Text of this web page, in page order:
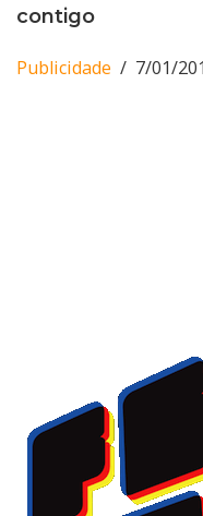
contigo
Publicidade 7/01/